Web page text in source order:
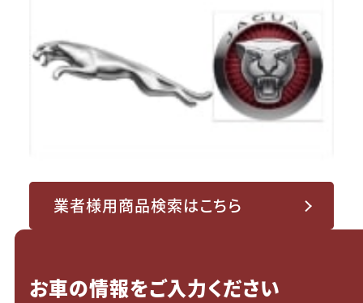
業者様用商品検索はこちら
お車の情報をご入力ください